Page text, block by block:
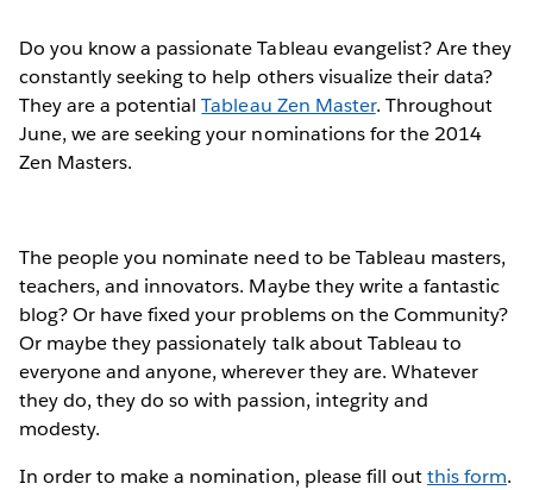
Do you know a passionate Tableau evangelist? Are they
constantly seeking to help others visualize their data?
They are a potentialTableau Zen Master. Throughout
June, we are seeking your nominations for the 2014
Zen Masters.
The people you nominate need to be Tableau masters,
teachers, and innovators. Maybe they write a fantastic
blog? Or have fixed your problems on the Community?
Or maybe they passionately talk about Tableau to
everyone and anyone, wherever they are. Whatever
they do, they do so with passion, integrity and
modesty.
In order to make a nomination, please fill outthis form.